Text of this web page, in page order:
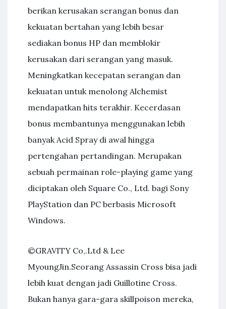
berikan kerusakan serangan bonus dan
kekuatan bertahan yang lebih besar
sediakan bonus HP dan memblokir
kerusakan dari serangan yang masuk.
Meningkatkan kecepatan serangan dan
kekuatan untuk menolong Alchemist
mendapatkan hits terakhir. Kecerdasan
bonus membantunya menggunakan lebih
banyak Acid Spray di awal hingga
pertengahan pertandingan. Merupakan
sebuah permainan role-playing game yang
diciptakan oleh Square Co., Ltd. bagi Sony
PlayStation dan PC berbasis Microsoft
Windows.
©GRAVITY Co,.Ltd & Lee
MyoungJin.Seorang Assassin Cross bisa jadi
lebih kuat dengan jadi Guillotine Cross.
Bukan hanya gara-gara skillpoison mereka,